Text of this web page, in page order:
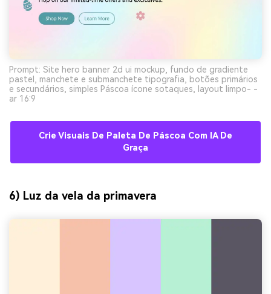
Prompt: Site hero banner 2d ui mockup, fundo de gradiente
pastel, manchete e submanchete tipografia, botões primários
e secundários, simples Páscoa ícone sotaques, layout limpo- -
ar 16:9
Crie Visuais De Paleta De Páscoa Com IA De
Graça
6) Luz da vela da primavera